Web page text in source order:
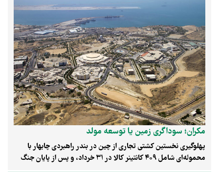
مهم‌ترین تهدیدهای اقلیمی شناسایی‌شده برای کودکان ایرانی‌اند.
مکران؛ سوداگری زمین یا توسعه مولد
پهلوگیری نخستین کشتی تجاری از چین در بندر راهبردی چابهار با
محموله‌ای شامل ۴۰۹ کانتینر کالا در ۳۱ خرداد، و پس از پایان جنگ
۴۰ روزه و محاصره دریایی تحمیل‌شده به ایران، به‌نظر به نقطه عطفی